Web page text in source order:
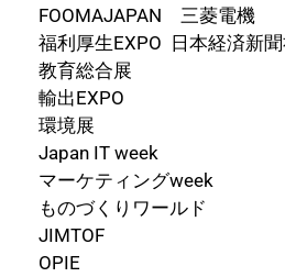
FOOMAJAPAN 三菱電機
福利厚生EXPO 日本経済新
教育総合展
輸出EXPO
環境展
Japan IT week
マーケティングweek
ものづくりワールド
JIMTOF
OPIE